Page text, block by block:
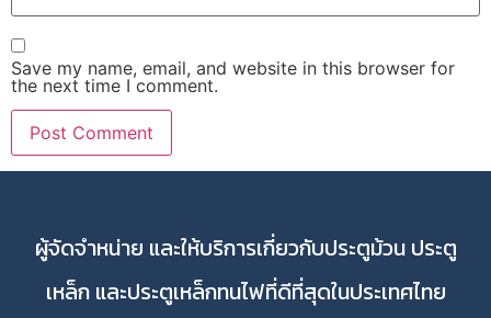
Save my name, email, and website in this browser for
the next time I comment.
ผู้จัดจำหน่าย และให้บริการเกี่ยวกับประตูม้วน ประตู
เหล็ก และประตูเหล็กทนไฟที่ดีที่สุดในประเทศไทย